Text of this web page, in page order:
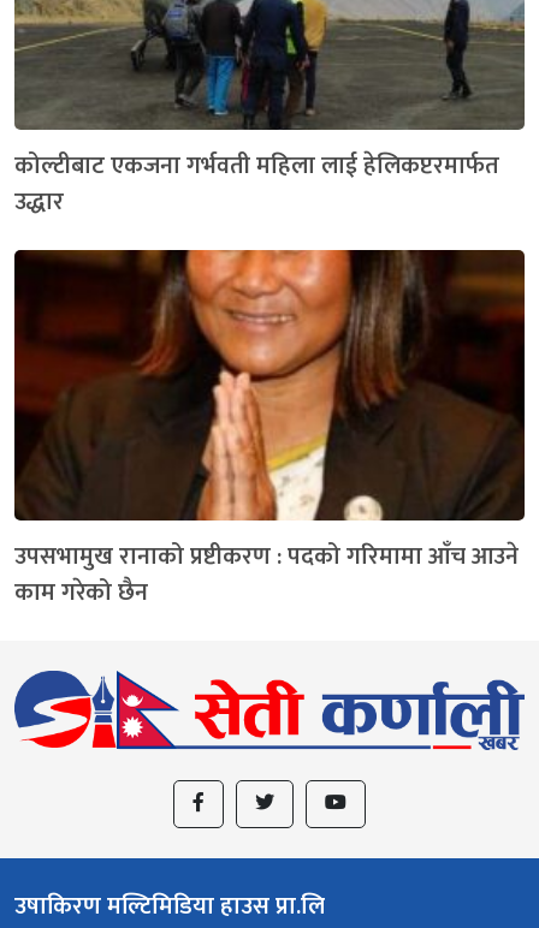
कोल्टीबाट एकजना गर्भवती महिला लाई हेलिकप्टरमार्फत
उद्धार
उपसभामुख रानाको प्रष्टीकरण : पदको गरिमामा आँच आउने
काम गरेको छैन
उषाकिरण मल्टिमिडिया हाउस प्रा.लि